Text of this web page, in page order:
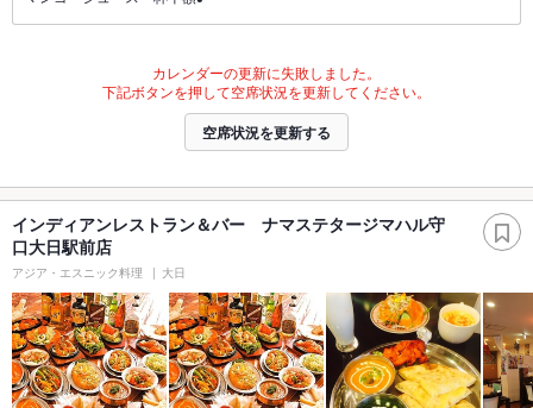
カレンダーの更新に失敗しました。
下記ボタンを押して空席状況を更新してください。
空席状況を更新する
インディアンレストラン＆バー ナマステタージマハル守
口大日駅前店
アジア・エスニック料理 大日